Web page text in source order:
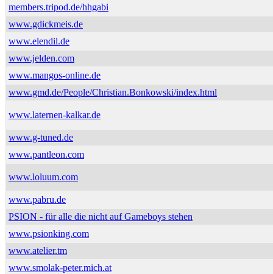
members.tripod.de/hhgabi
www.gdickmeis.de
www.elendil.de
www.jelden.com
www.mangos-online.de
www.gmd.de/People/Christian.Bonkowski/index.html
www.laternen-kalkar.de
www.g-tuned.de
www.pantleon.com
www.loluum.com
www.pabru.de
PSION - für alle die nicht auf Gameboys stehen
www.psionking.com
www.atelier.tm
www.smolak-peter.mich.at